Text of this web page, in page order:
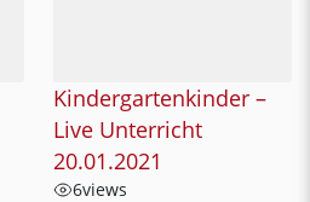
Kindergartenkinder –
Live Unterricht
20.01.2021
6views